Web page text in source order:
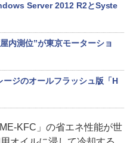
Server 2012 R2とSyste
内測位”が東京モーターショ
ージのオールフラッシュ版「H
KFC」の省エネ性能が世